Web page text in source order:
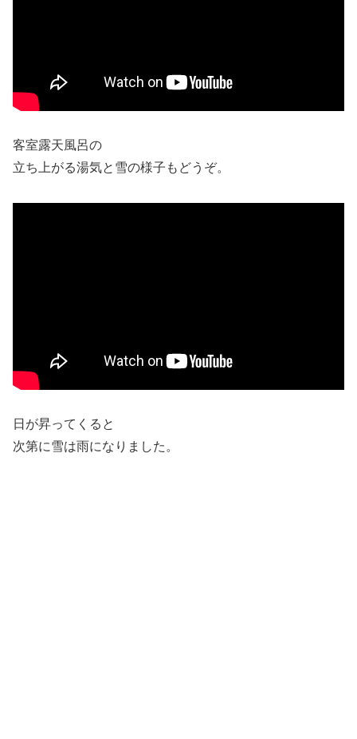
客室露天風呂の
立ち上がる湯気と雪の様子もどうぞ。
日が昇ってくると
次第に雪は雨になりました。